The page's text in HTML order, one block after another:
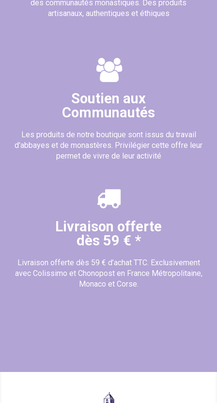
des communautés monastiques. Des produits
artisanaux, authentiques et éthiques
Soutien aux
Communautés
Les produits de notre boutique sont issus du travail
d'abbayes et de monastères. Privilégier cette offre leur
permet de vivre de leur activité
Livraison offerte
dès 59 € *
Livraison offerte dès 59 € d’achat TTC. Exclusivement
avec Colissimo et Chonopost en France Métropolitaine,
Monaco et Corse.